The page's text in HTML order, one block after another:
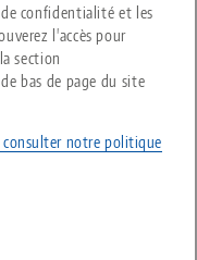
de confidentialité et les
l'accès pour
section
bas de page du site
notre politique
de serrage des
de catalogue
professionnels